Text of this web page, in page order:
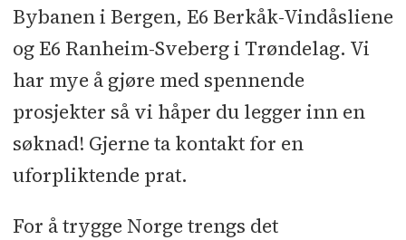
Bybanen i Bergen, E6 Berkåk-Vindåsliene
og E6 Ranheim-Sveberg i Trøndelag. Vi
har mye å gjøre med spennende
prosjekter så vi håper du legger inn en
søknad! Gjerne ta kontakt for en
uforpliktende prat.
For å trygge Norge trengs det